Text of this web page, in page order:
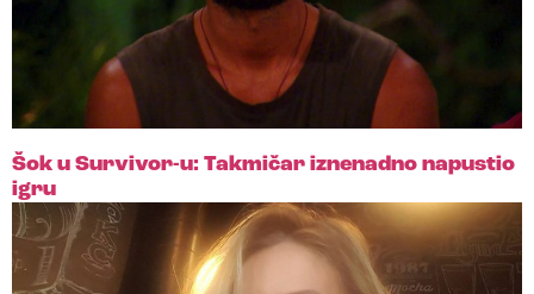
Šok u Survivor-u: Takmičar iznenadno napustio
igru